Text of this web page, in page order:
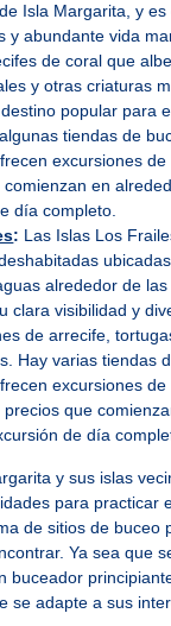
Isla Margarita, y
y abundante vida
de coral que
y otras criaturas
popular para
tiendas de
excursiones de
en
día completo.
: Las Islas Los
alrededor de las
clara visibilidad y
de arrecife,
Hay varias tiendas
excursiones
precios que
de día
y sus islas
para practicar
de sitios de buceo
Ya sea que
buceador
se adapte a sus